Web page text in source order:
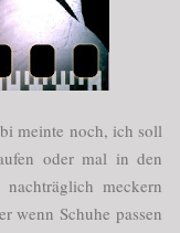
meinte noch, ich soll
oder mal in den
meckern
wenn Schuhe passen